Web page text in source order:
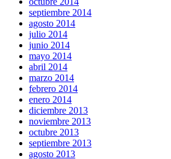
septiembre 2014
agosto 2014
julio 2014
junio 2014
mayo 2014
abril 2014
marzo 2014
febrero 2014
enero 2014
diciembre 2013
noviembre 2013
octubre 2013
septiembre 2013
agosto 2013